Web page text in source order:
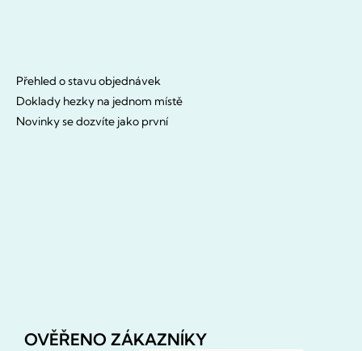
Přehled o stavu objednávek
Doklady hezky na jednom místě
Novinky se dozvíte jako první
OVĚŘENO ZÁKAZNÍKY